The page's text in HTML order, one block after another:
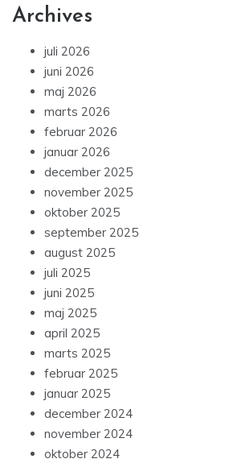
Archives
juli 2026
juni 2026
maj 2026
marts 2026
februar 2026
januar 2026
december 2025
november 2025
oktober 2025
september 2025
august 2025
juli 2025
juni 2025
maj 2025
april 2025
marts 2025
februar 2025
januar 2025
december 2024
november 2024
oktober 2024